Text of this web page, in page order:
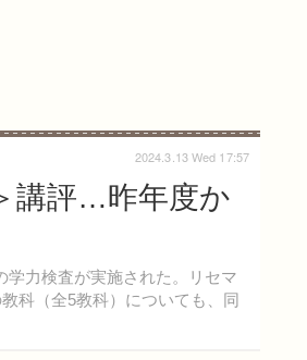
講評…昨年度か
力検査が実施された。リセマ
科（全5教科）についても、同
2024.3.13 Wed 17:57